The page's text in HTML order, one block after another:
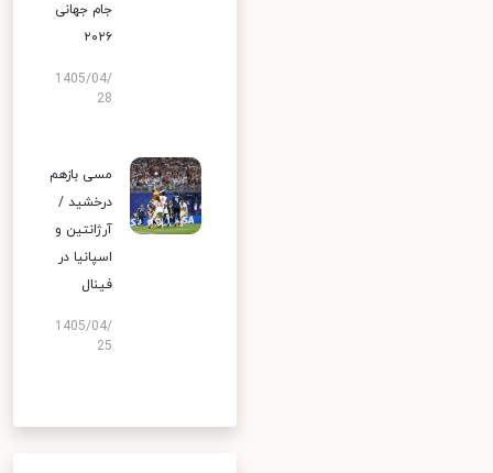
جام جهانی
۲۰۲۶
1405/04/
28
مسی بازهم
درخشید /
آرژانتین و
اسپانیا در
فینال
1405/04/
25